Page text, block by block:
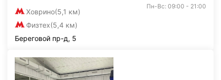
Ховрино(5,1 км)
Физтех(5,4 км)
Пн-Вс: 09:00 - 21:00
Береговой пр-д, 5